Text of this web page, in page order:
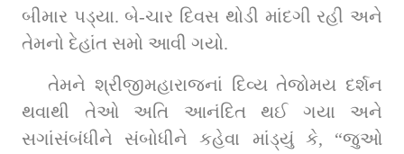
બીમાર પડ્યા. બે-ચાર દિવસ થોડી માંદગી રહી અને
તેમનો દેહાંત સમો આવી ગયો.
તેમને શ્રીજીમહારાજનાં દિવ્ય તેજોમય દર્શન
થવાથી તેઓ અતિ આનંદિત થઈ ગયા અને
સગાંસંબંધીને સંબોધીને કહેવા માંડ્યું કે, “જુઓ